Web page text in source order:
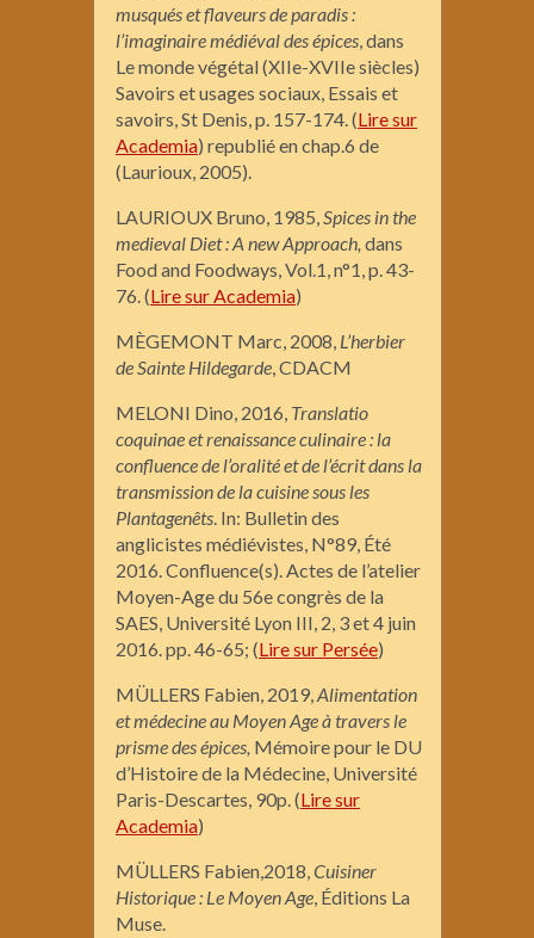
musqués et flaveurs de paradis :
l’imaginaire médiéval des épices, dans
Le monde végétal (XIIe-XVIIe siècles)
Savoirs et usages sociaux, Essais et
savoirs, St Denis, p. 157-174. (Lire sur
Academia) republié en chap.6 de
(Laurioux, 2005).
LAURIOUX Bruno, 1985,Spices in the
medieval Diet : A new Approach, dans
Food and Foodways, Vol.1, n°1, p. 43-
76. (Lire sur Academia)
MÈGEMONT Marc, 2008, L’herbier
de Sainte Hildegarde, CDACM
MELONI Dino, 2016, Translatio
coquinae et renaissance culinaire : la
confluence de l’oralité et de l’écrit dans la
transmission de la cuisine sous les
Plantagenêts. In: Bulletin des
anglicistes médiévistes, N°89, Été
2016. Confluence(s). Actes de l’atelier
Moyen-Age du 56e congrès de la
SAES, Université Lyon III, 2, 3 et 4 juin
2016. pp. 46-65; (Lire sur Persée)
MÜLLERS Fabien, 2019,Alimentation
et médecine au Moyen Age à travers le
prisme des épices, Mémoire pour le DU
d’Histoire de la Médecine, Université
Paris-Descartes, 90p. (Lire sur
Academia)
MÜLLERS Fabien,2018,Cuisiner
Historique : Le Moyen Age, Éditions La
Muse.